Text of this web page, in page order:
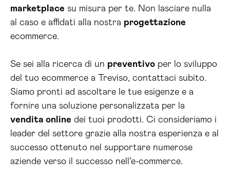
marketplace su misura per te. Non lasciare nulla
al caso e affidati alla nostra progettazione
ecommerce.
Se sei alla ricerca di un preventivo per lo sviluppo
del tuo ecommerce a Treviso, contattaci subito.
Siamo pronti ad ascoltare le tue esigenze e a
fornire una soluzione personalizzata per la
vendita online dei tuoi prodotti. Ci consideriamo i
leader del settore grazie alla nostra esperienza e al
successo ottenuto nel supportare numerose
aziende verso il successo nell’e-commerce.